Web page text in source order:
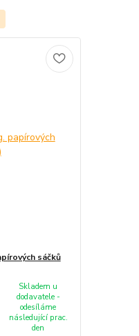
sáčků
Skladem u
dodavatele -
odesíláme
následující prac.
den